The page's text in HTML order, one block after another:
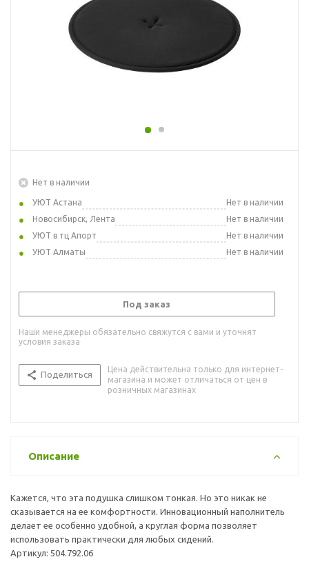
Нет в наличии
УЮТ Астана
Нет в наличии
Новосибирск, Лента
Нет в наличии
УЮТ в тц Апорт
Нет в наличии
УЮТ Алматы
Нет в наличии
Под заказ
Наши менеджеры обязательно свяжутся с вами и уточнят
условия заказа
Поделиться
Цена действительна только для интернет-
магазина и может отличаться от цен в
розничных магазинах
Описание
Кажется, что эта подушка слишком тонкая. Но это никак не
сказывается на ее комфортности. Инновационный наполнитель
делает ее особенно удобной, а круглая форма позволяет
использовать практически для любых сидений.
Артикул: 504.792.06